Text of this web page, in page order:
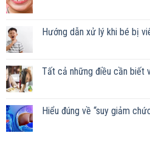
Hướng dẫn xử lý khi bé bị
Tất cả những điều cần biết
Hiểu đúng về “suy giảm